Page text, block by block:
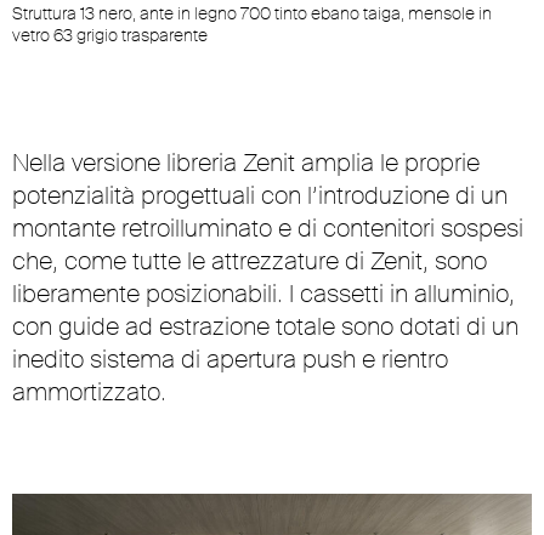
Struttura 13 nero, ante in legno 700 tinto ebano taiga, mensole in
vetro 63 grigio trasparente
Nella versione libreria Zenit amplia le proprie
potenzialità progettuali con l’introduzione di un
montante retroilluminato e di contenitori sospesi
che, come tutte le attrezzature di Zenit, sono
liberamente posizionabili. I cassetti in alluminio,
con guide ad estrazione totale sono dotati di un
inedito sistema di apertura push e rientro
ammortizzato.